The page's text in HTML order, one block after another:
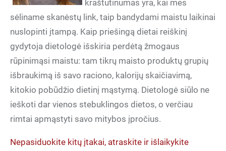
kraštutinumas yra, kai mes
sėliname skanėstų link, taip bandydami maistu laikinai
nuslopinti įtampą. Kaip priešingą dietai reiškinį
gydytoja dietologė išskiria perdėtą žmogaus
rūpinimąsi maistu: tam tikrų maisto produktų grupių
išbraukimą iš savo raciono, kalorijų skaičiavimą,
kitokio pobūdžio dietinį mąstymą. Dietologė siūlo ne
ieškoti dar vienos stebuklingos dietos, o verčiau
rimtai apmąstyti savo mitybos įpročius.
Nepasiduokite kitų įtakai, atraskite ir išlaikykite